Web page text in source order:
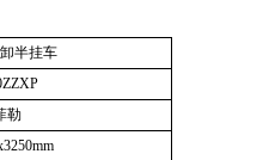
半挂车
勒